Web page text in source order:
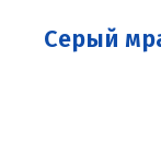
Серый